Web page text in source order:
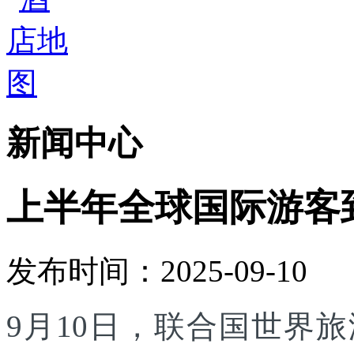
新闻中心
上半年全球国际游
发布时间：2025-09-10
9月10日，联合国世界